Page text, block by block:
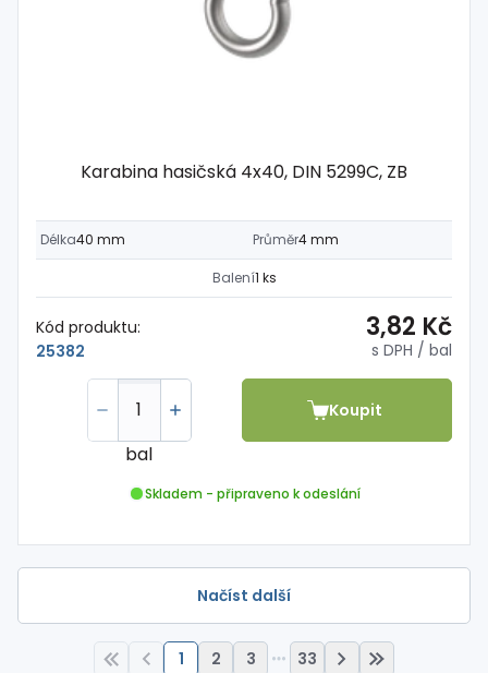
Karabina hasičská 4x40, DIN 5299C, ZB
Délka40 mm Průměr4 mm
Balení1 ks
Kód produktu:
25382
3,82 Kč
s DPH / bal
bal
Koupit
Skladem - připraveno k odeslání
Načíst další
1 2 3 33